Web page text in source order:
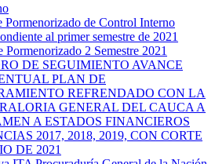
Pormenorizado de Control Interno
al primer semestre de 2021
Pormenorizado 2 Semestre 2021
DE SEGUIMIENTO AVANCE
PLAN DE
REFRENDADO CON LA
GENERAL DEL CAUCA A
A ESTADOS FINANCIEROS
2017, 2018, 2019, CON CORTE
DE 2021